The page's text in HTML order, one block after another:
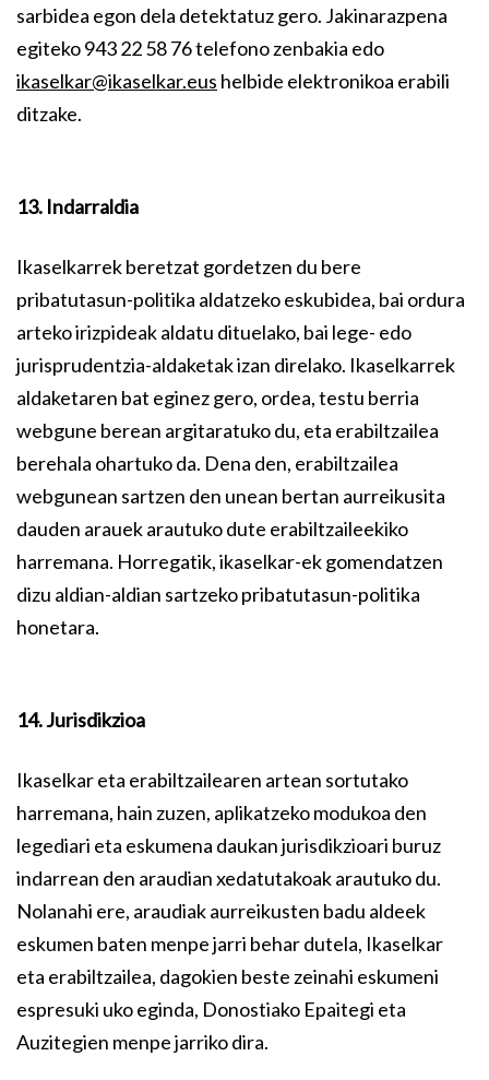
sarbidea egon dela detektatuz gero. Jakinarazpena
egiteko 943 22 58 76 telefono zenbakia edo
ikaselkar@ikaselkar.eus helbide elektronikoa erabili
ditzake.
13. Indarraldia
Ikaselkarrek beretzat gordetzen du bere
pribatutasun-politika aldatzeko eskubidea, bai ordura
arteko irizpideak aldatu dituelako, bai lege- edo
jurisprudentzia-aldaketak izan direlako. Ikaselkarrek
aldaketaren bat eginez gero, ordea, testu berria
webgune berean argitaratuko du, eta erabiltzailea
berehala ohartuko da. Dena den, erabiltzailea
webgunean sartzen den unean bertan aurreikusita
dauden arauek arautuko dute erabiltzaileekiko
harremana. Horregatik, ikaselkar-ek gomendatzen
dizu aldian-aldian sartzeko pribatutasun-politika
honetara.
14. Jurisdikzioa
Ikaselkar eta erabiltzailearen artean sortutako
harremana, hain zuzen, aplikatzeko modukoa den
legediari eta eskumena daukan jurisdikzioari buruz
indarrean den araudian xedatutakoak arautuko du.
Nolanahi ere, araudiak aurreikusten badu aldeek
eskumen baten menpe jarri behar dutela, Ikaselkar
eta erabiltzailea, dagokien beste zeinahi eskumeni
espresuki uko eginda, Donostiako Epaitegi eta
Auzitegien menpe jarriko dira.